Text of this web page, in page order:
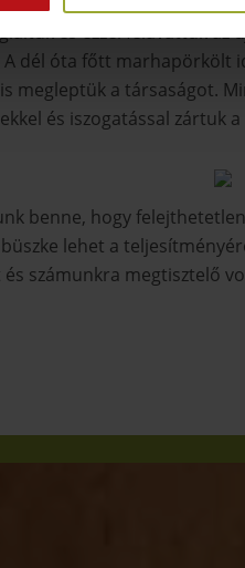
és ezzel felavattuk
dél óta főtt marhapörkölt
megleptük a társaságot.
és iszogatással zártuk
benne, hogy
lehet a
számunkra megtisztelő